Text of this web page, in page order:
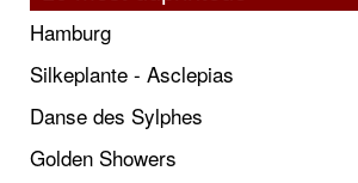
Hamburg
Silkeplante - Asclepias
Danse des Sylphes
Golden Showers